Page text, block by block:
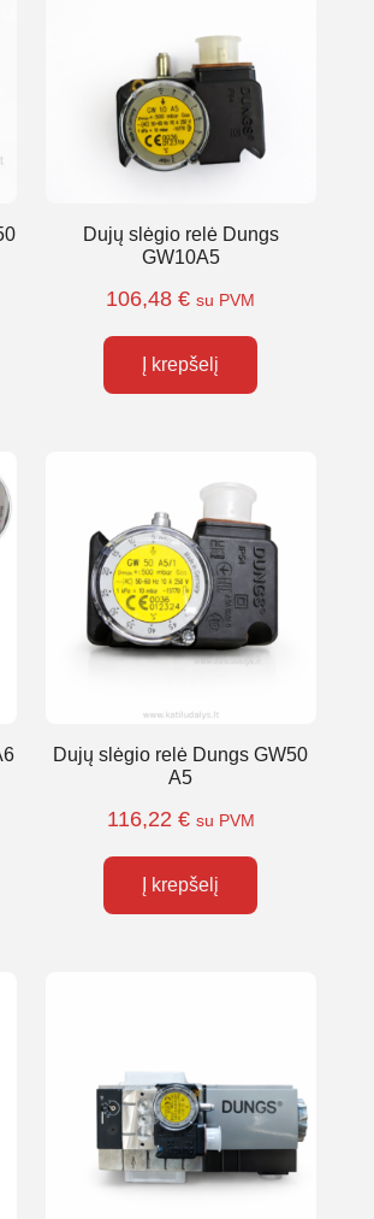
Dujų slėgio relė Dungs
GW10A5
106,48€ su PVM
Į krepšelį
Dujų slėgio relė Dungs GW50
A5
116,22 € su PVM
Į krepšelį